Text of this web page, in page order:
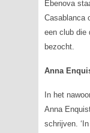
Ebenova
Casablanca
een club die
bezocht.
Anna
In het
Anna
schrijven.